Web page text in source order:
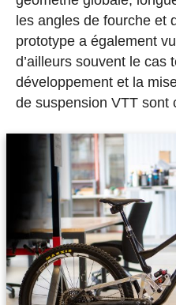
les angles de fourche et
prototype a également
d’ailleurs souvent le cas
développement et la
de suspension VTT sont